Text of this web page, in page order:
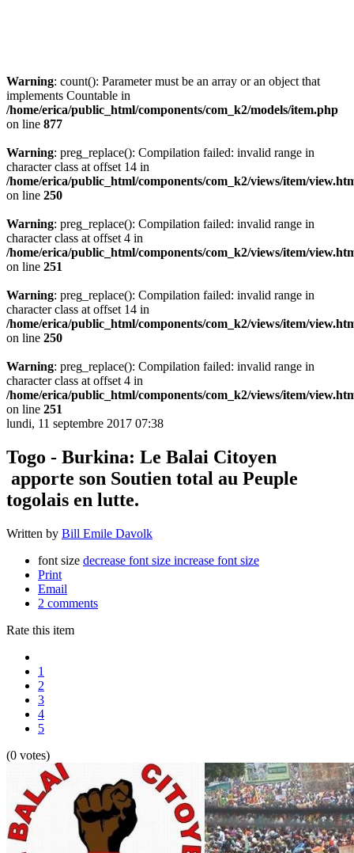
Warning: count(): Parameter must be an array or an object that
implements Countable in
/home/erica/public_html/components/com_k2/models/item.php
on line 877
Warning: preg_replace(): Compilation failed: invalid range in
character class at offset 14 in
/home/erica/public_html/components/com_k2/views/item/
on line 250
Warning: preg_replace(): Compilation failed: invalid range in
character class at offset 4 in
/home/erica/public_html/components/com_k2/views/item/
on line 251
Warning: preg_replace(): Compilation failed: invalid range in
character class at offset 14 in
/home/erica/public_html/components/com_k2/views/item/
on line 250
Warning: preg_replace(): Compilation failed: invalid range in
character class at offset 4 in
/home/erica/public_html/components/com_k2/views/item/
on line 251
lundi, 11 septembre 2017 07:38
Togo - Burkina: Le Balai Citoyen
apporte son Soutien total au Peuple
togolais en lutte.
Written by Bill Emile Davolk
font size decrease font size increase font size
Print
Email
2 comments
Rate this item
1
2
3
4
5
(0 votes)